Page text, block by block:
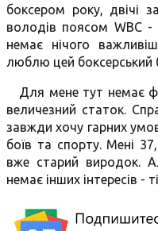
боксером року, двічі
володів поясом WBC
немає нічого
люблю цей боксерський
Для мене тут немає
величезний статок.
завжди хочу гарних
боїв та спорту. Мені
вже старий виродок.
немає інших інтересів -